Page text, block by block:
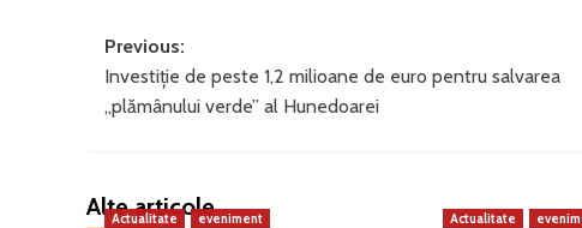
Post
navigation
Previous:
Investiție de peste 1,2 milioane de euro pentru salvarea
„plămânului verde” al Hunedoarei
Alte articole
Actualitate eveniment Actualitate